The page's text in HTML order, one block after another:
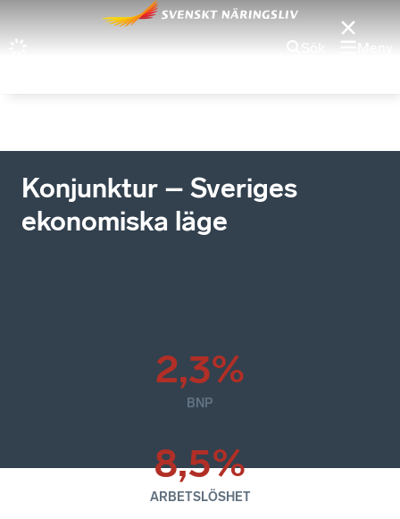
Sök Meny
Konjunktur – Sveriges
ekonomiska läge
2,3%
BNP
8,5%
ARBETSLÖSHET